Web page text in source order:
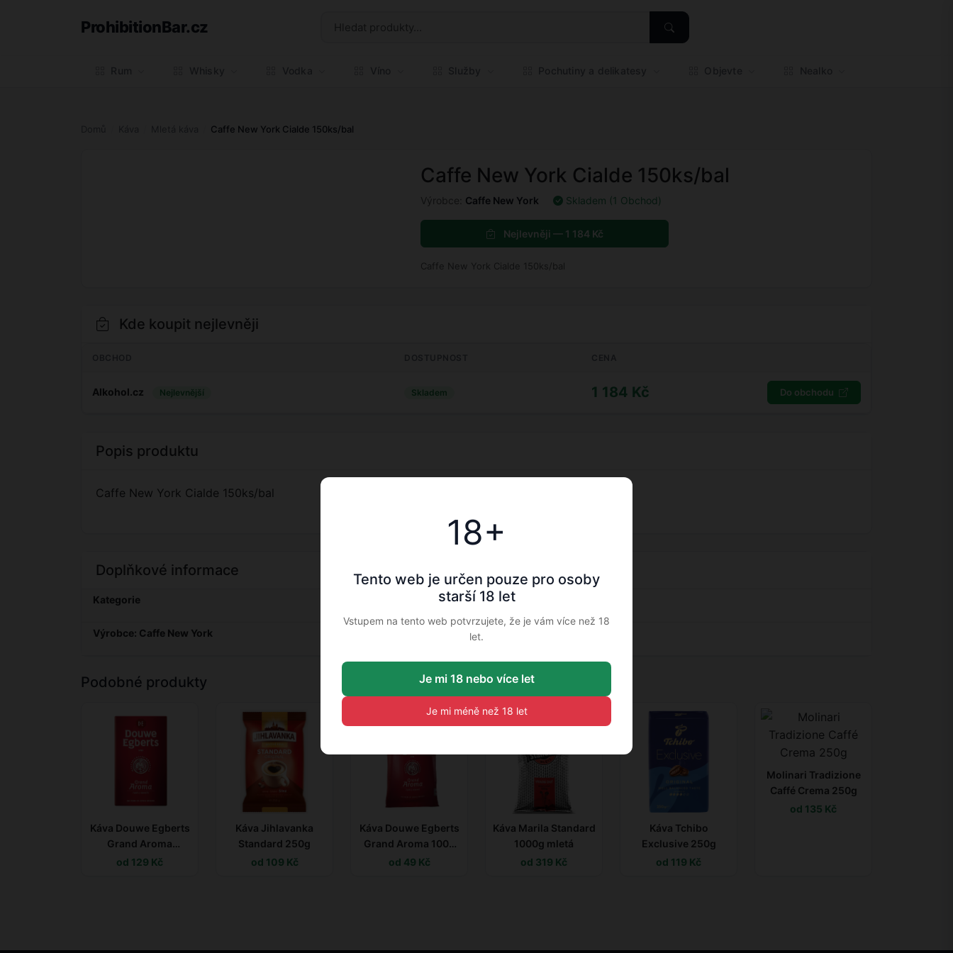
18+
Tento web je určen pouze pro osoby
starší 18 let
Vstupem na tento web potvrzujete, že je vám více než 18
let.
Je mi 18 nebo více let
Je mi méně než 18 let
ProhibitionBar.cz
Caffe New York Cialde 150ks/bal
Caffe New York Cialde 150ks/bal
Výrobce: Caffe New York Skladem (1 Obchod)
Nejlevněji — 1 184 Kč
Caffe New York Cialde 150ks/bal
Kde koupit nejlevněji
Alkohol.cz Nejlevnější Skladem 1 184 Kč Do obchodu
Popis produktu
Caffe New York Cialde 150ks/bal
Doplňkové informace
Kategorie
Výrobce: Caffe New York
Podobné produkty
Káva Douwe Egberts
Grand Aroma
Vakuovaná 250g
od 129 Kč
Káva Jihlavanka
Standard 250g
od 109 Kč
Káva Douwe Egberts
Grand Aroma 100g
mletá
od 49 Kč
Káva Marila Standard
1000g mletá
od 319 Kč
Káva Tchibo
Exclusive 250g
od 119 Kč
Molinari Tradizione
Caffé Crema 250g
od 135 Kč